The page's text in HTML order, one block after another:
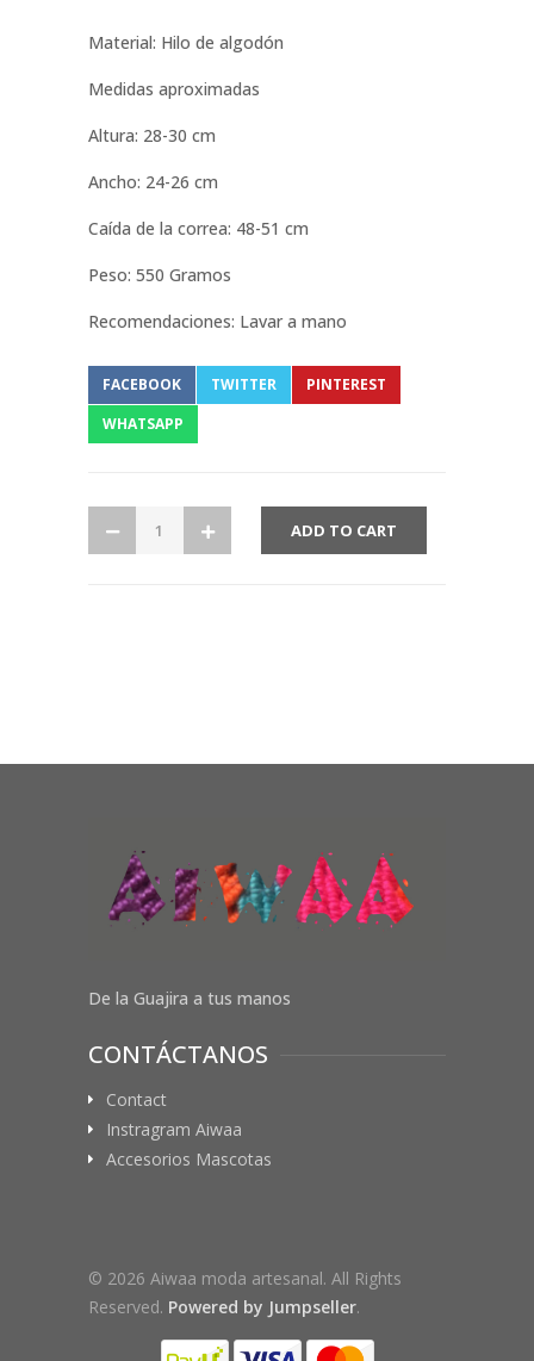
Material: Hilo de algodón
Medidas aproximadas
Altura: 28-30 cm
Ancho: 24-26 cm
Caída de la correa: 48-51 cm
Peso: 550 Gramos
Recomendaciones: Lavar a mano
FACEBOOK TWITTER
PINTEREST
WHATSAPP
De la Guajira a tus manos
CONTÁCTANOS
Contact
Instragram Aiwaa
Accesorios Mascotas
© 2026 Aiwaa moda artesanal. All Rights
Reserved. Powered by Jumpseller.